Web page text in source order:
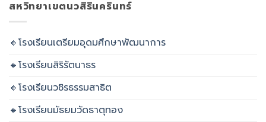
สหวิทยาเขตนวสิรินครินทร์
🔸โรงเรียนเตรียมอุดมศึกษาพัฒนาการ
🔸โรงเรียนสิริรัตนาธร
🔸โรงเรียนวชิรธรรมสาธิต
🔸โรงเรียนมัธยมวัดธาตุทอง